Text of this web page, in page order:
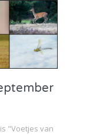
"Voetjes van